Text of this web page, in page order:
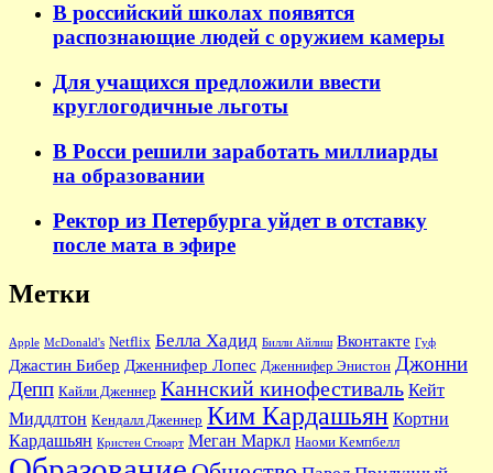
В российский школах появятся
распознающие людей с оружием камеры
Для учащихся предложили ввести
круглогодичные льготы
В Росси решили заработать миллиарды
на образовании
Ректор из Петербурга уйдет в отставку
после мата в эфире
Метки
Apple McDonald's Netflix Белла Хадид Билли Айлиш Вконтакте Гуф
Джастин Бибер Дженнифер Лопес Дженнифер Энистон Джонни
Депп Кайли Дженнер Каннский кинофестиваль Кейт
Миддлтон Кендалл Дженнер Ким Кардашьян Кортни
Кардашьян Кристен Стюарт Меган Маркл Наоми Кемпбелл